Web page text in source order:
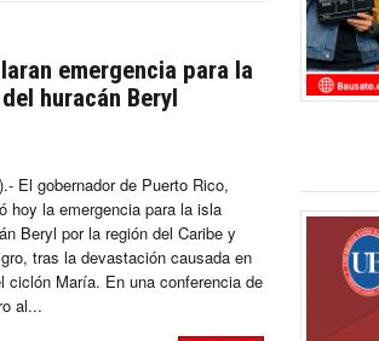
emergencia para la
huracán Beryl
El gobernador de Puerto Rico,
hoy la emergencia para la isla
Beryl por la región del Caribe y
tras la devastación causada en
ciclón María. En una conferencia de
al...